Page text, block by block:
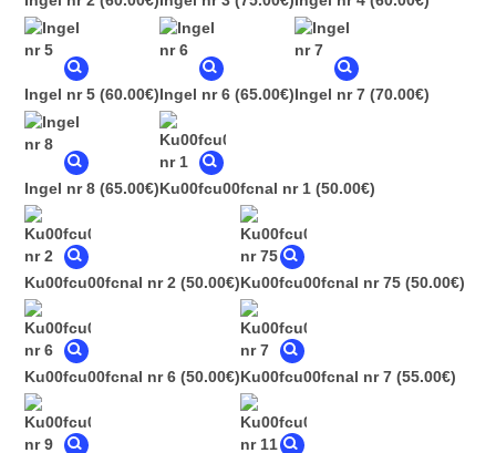
Ingel nr 5 (60.00€)Ingel nr 6 (65.00€)Ingel nr 7 (70.00€)
Ingel nr 8 (65.00€)Ku00fcu00fcnal nr 1 (50.00€)
Ku00fcu00fcnal nr 2 (50.00€)Ku00fcu00fcnal nr 75 (50.00€)
Ku00fcu00fcnal nr 6 (50.00€)Ku00fcu00fcnal nr 7 (55.00€)